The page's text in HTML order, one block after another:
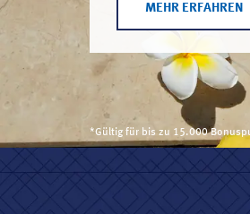
MEHR ERFAHREN
*Gültig für bis zu 15.000